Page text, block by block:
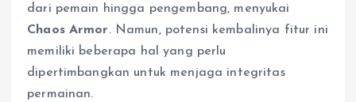
dari pemain hingga pengembang, menyukai
Chaos Armor. Namun, potensi kembalinya fitur ini
memiliki beberapa hal yang perlu
dipertimbangkan untuk menjaga integritas
permainan.